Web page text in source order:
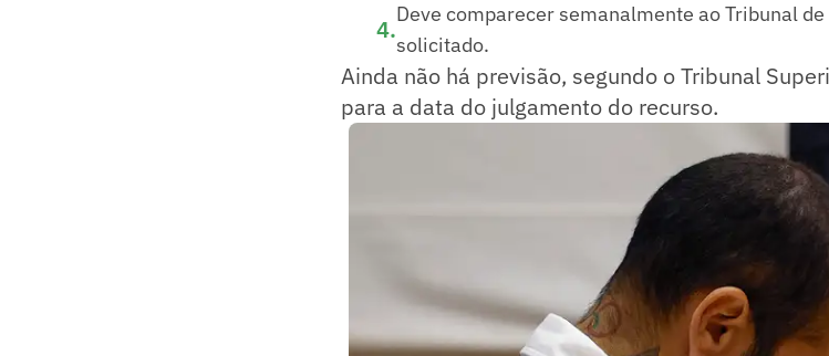
4.
Deve comparecer semanalmente ao Tribunal
solicitado.
Ainda não há previsão, segundo o Tribunal
para a data do julgamento do recurso.